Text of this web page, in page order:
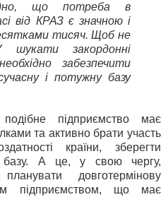
що потреба в
від КРАЗ є значною і
тисяч. Щоб не
шукати закордонні
забезпечити
і потужну базу
підприємство має
та активно брати участь
країни, зберегти
базу. А це, у свою чергу,
довготермінову
підприємством, що має